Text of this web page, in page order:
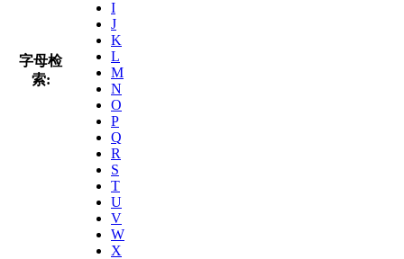
字母检
索:
I
J
K
L
M
N
O
P
Q
R
S
T
U
V
W
X